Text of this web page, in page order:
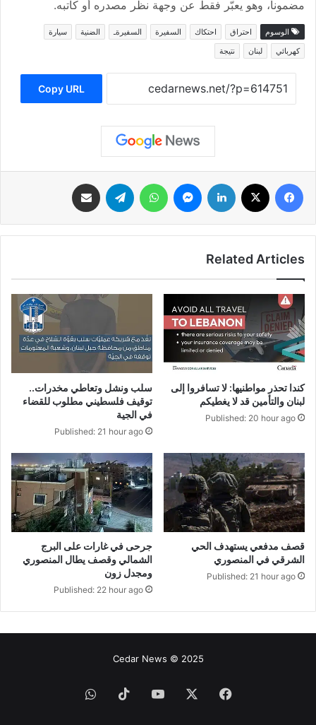
مضموناً، وهو يعبّر فقط عن وجهة نظر مصدره أو كاتبه.
الوسوم احتراق احتكاك السفيرة السفيرةـ الضنية
سيارة
كهربائي
لبنان نتيجة
Copy URL
فيسبوك لينكدإن ماسنجر واتساب تيلقرام
Related Articles
كندا تحذر مواطنيها: لا تسافروا إلى
لبنان والتأمين قد لا يغطيكم
Published: 20 hour ago
سلب ونشل وتعاطي مخدرات..
توقيف فلسطيني مطلوب للقضاء
في الجية
Published: 21 hour ago
قصف مدفعي يستهدف الحي
الشرقي في المنصوري
Published: 21 hour ago
جرحى في غارات على البرج
الشمالي وقصف يطال المنصوري
ومجدل زون
Published: 22 hour ago
Cedar News © 2025
فيسبوك ‫YouTube
‫TikTokواتساب